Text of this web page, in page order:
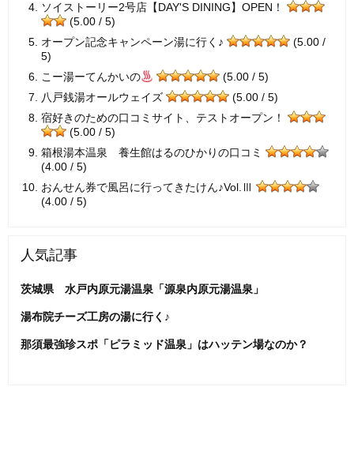
ソイストーリー2号店【DAY'S DINING】OPEN！
(5.00 / 5)
オープン記念キャンペーン湯に行く♪
(5.00 /
5)
こー湯ーてんかいの
(5.00 / 5)
八戸銭湯オールウェイズ
(5.00 / 5)
宿好きのための口コミサイト、テストオープン！
(5.00 / 5)
箱根湯本温泉 養生館はるのひかりの口コミ
(4.00 / 5)
おんせん券で風呂に行ってきたけん♪Vol.Ⅲ
(4.00 / 5)
人気記事
茨城県 水戸内原元湯温泉「源泉内原元湯温泉」
湯布院チーズ工房の湯に行く♪
那須最強珍スポ「ピラミッド温泉」はハッテン場なのか？